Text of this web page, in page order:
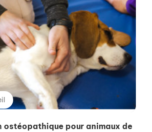
ostéopathique pour animaux de